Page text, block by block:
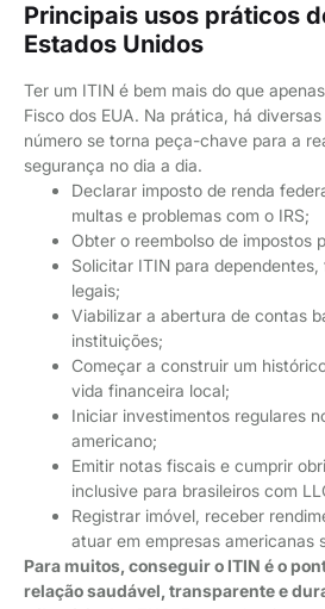
Principais usos práticos
Estados Unidos
Ter um ITIN é bem mais do que
Fisco dos EUA. Na prática, há
número se torna peça-chave para a
segurança no dia a dia.
Declarar imposto de renda
multas e problemas com o IRS;
Obter o reembolso de impostos
Solicitar ITIN para
legais;
Viabilizar a abertura de contas
instituições;
Começar a construir um
vida financeira local;
Iniciar investimentos regulares
americano;
Emitir notas fiscais e cumprir
inclusive para brasileiros com
Registrar imóvel, receber
atuar em empresas americanas
Para muitos, conseguir o ITIN é o
relação saudável, transparente e